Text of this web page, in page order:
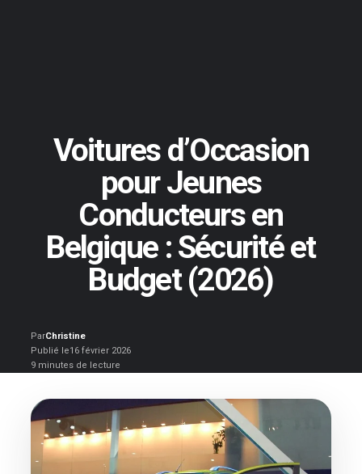
Voitures d’Occasion
pour Jeunes
Conducteurs en
Belgique : Sécurité et
Budget (2026)
ParChristine
Publié le16 février 2026
9 minutes de lecture